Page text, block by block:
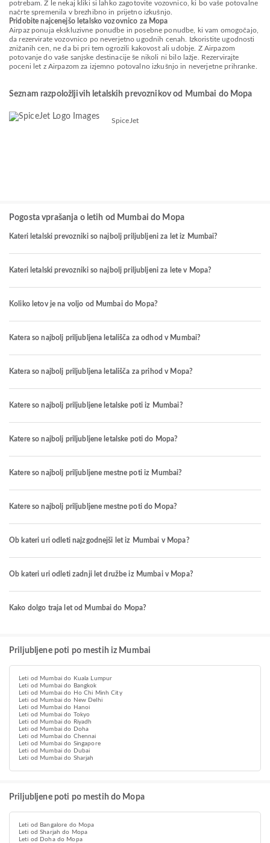
potrebam. Z le nekaj kliki si lahko zagotovite vozovnico, ki bo vaše potovalne
načrte spremenila v brezhibno in prijetno izkušnjo.
Pridobite najcenejšo letalsko vozovnico za Mopa
Airpaz ponuja ekskluzivne ponudbe in posebne ponudbe, ki vam omogočajo,
da rezervirate vozovnico po neverjetno ugodnih cenah. Izkoristite ugodnosti
znižanih cen, ne da bi pri tem ogrozili kakovost ali udobje. Z Airpazom
potovanje do vaše sanjske destinacije še nikoli ni bilo lažje. Rezervirajte
poceni let z Airpazom za izjemno potovalno izkušnjo in neverjetne prihranke.
Seznam razpoložljivih letalskih prevoznikov od Mumbai do Mopa
SpiceJet
Pogosta vprašanja o letih od Mumbai do Mopa
Kateri letalski prevozniki so najbolj priljubljeni za let iz Mumbai?
Kateri letalski prevozniki so najbolj priljubljeni za lete v Mopa?
Koliko letov je na voljo od Mumbai do Mopa?
Katera so najbolj priljubljena letališča za odhod v Mumbai?
Katera so najbolj priljubljena letališča za prihod v Mopa?
Katere so najbolj priljubljene letalske poti iz Mumbai?
Katere so najbolj priljubljene letalske poti do Mopa?
Katere so najbolj priljubljene mestne poti iz Mumbai?
Katere so najbolj priljubljene mestne poti do Mopa?
Ob kateri uri odleti najzgodnejši let iz Mumbai v Mopa?
Ob kateri uri odleti zadnji let družbe iz Mumbai v Mopa?
Kako dolgo traja let od Mumbai do Mopa?
Priljubljene poti po mestih iz Mumbai
Leti od Mumbai do Kuala Lumpur
Leti od Mumbai do Bangkok
Leti od Mumbai do Ho Chi Minh City
Leti od Mumbai do New Delhi
Leti od Mumbai do Hanoi
Leti od Mumbai do Tokyo
Leti od Mumbai do Riyadh
Leti od Mumbai do Doha
Leti od Mumbai do Chennai
Leti od Mumbai do Singapore
Leti od Mumbai do Dubai
Leti od Mumbai do Sharjah
Priljubljene poti po mestih do Mopa
Leti od Bangalore do Mopa
Leti od Sharjah do Mopa
Leti od Doha do Mopa